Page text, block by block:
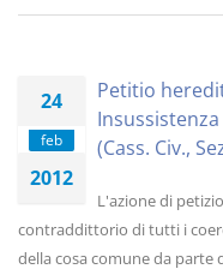
24
feb
2012
Petitio
(Cass. Civ.,
L'azione di
contraddittorio di tutti i
della cosa comune da